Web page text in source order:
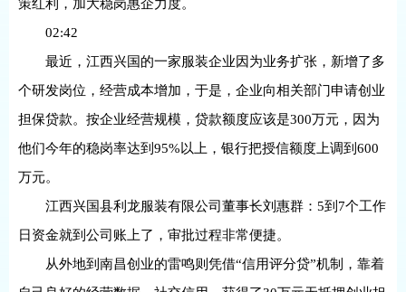
策红利，加大稳岗惠企力度。
02:42
最近，江西兴国的一家服装企业因为业务扩张，新增了多
个研发岗位，经营成本增加，于是，企业向相关部门申请创业
担保贷款。按企业经营规模，贷款额度应该是300万元，因为
他们今年的稳岗率达到95%以上，银行把授信额度上调到600
万元。
江西兴国县利龙服装有限公司董事长刘惠群：5到7个工作
日资金就到公司账上了，审批过程非常便捷。
从外地到南昌创业的雷鸣则凭借“信用评分贷”机制，靠着